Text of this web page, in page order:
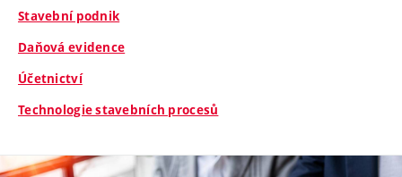
Stavební podnik
Daňová evidence
Účetnictví
Technologie stavebních procesů